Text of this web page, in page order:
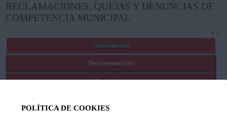
POLÍTICA DE COOKIES
RECLAMACIONES, QUEJAS Y DENUNCIAS DE
COMPETENCIA MUNICIPAL
Información
Documentación
Normativa